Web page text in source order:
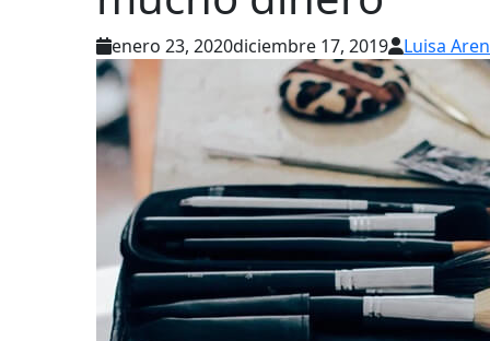
enero 23, 2020diciembre 17, 2019 Luisa